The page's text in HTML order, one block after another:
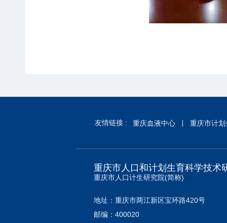
友情链接 : 重庆血液中心 重庆市计
重庆市人口和计划生育科学技术
重庆市人口计生研究院(简称)
地址：重庆市两江新区宝环路420号
邮编：400020